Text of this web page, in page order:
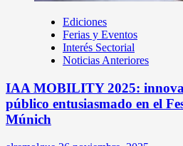
Ediciones
Ferias y Eventos
Interés Sectorial
Noticias Anteriores
IAA MOBILITY 2025:
público entusiasmado en el
Múnich